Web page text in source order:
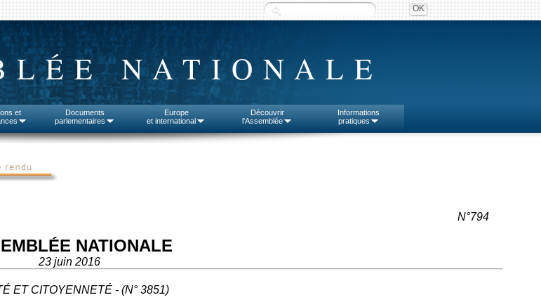
NATIONALE
et
Documents
parlementaires
Europe
et international
Découvrir
l'Assemblée
Informations
pratiques
N°794
NATIONALE
23 juin 2016
ET CITOYENNETÉ - (N° 3851)